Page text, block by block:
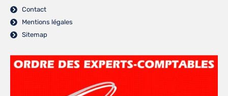
Contact
Mentions légales
Sitemap